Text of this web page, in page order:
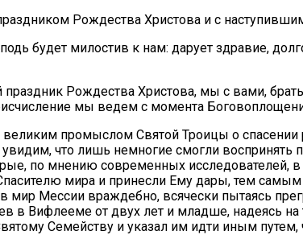
Рождества Христова и с
будет милостив к нам: дарует здравие,
Рождества Христова, мы с вами,
мы ведем с момента
великим промыслом Святой Троицы о
что лишь немногие смогли
по мнению современных исследователей,
мира и принесли Ему дары, тем
мир Мессии враждебно, всячески пытаясь
в Вифлееме от двух лет и младше, надеясь
Семейству и указал им идти иным